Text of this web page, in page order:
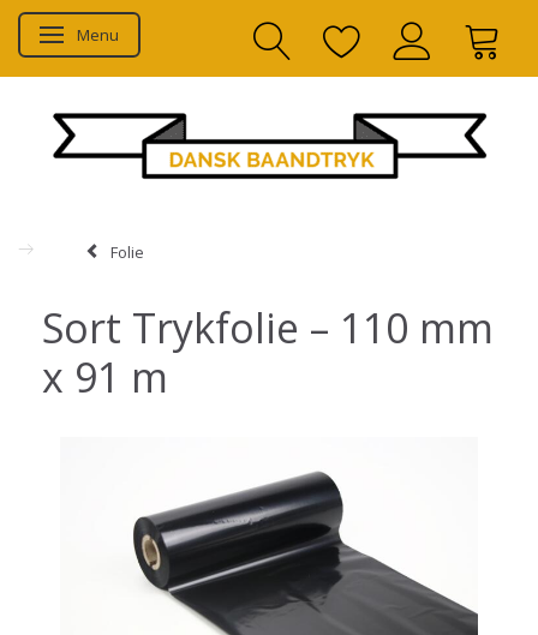
Skifte navigation
Menu
Folie
Sort Trykfolie – 110 mm
x 91 m